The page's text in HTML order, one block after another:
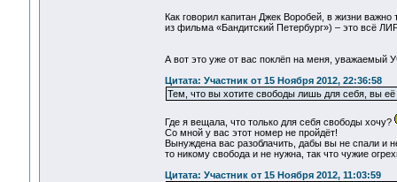
Как говорил капитан Джек Воробей, в жизни
из фильма «Бандитский Петербург») – это всё
А вот это уже от вас поклёп на меня, уважаемый
Цитата: Участник от 15 Ноября 2012, 22:36:58
Тем, что вы хотите свободы лишь для себя, вы её
Где я вещала, что только для себя свободы хочу?
Со мной у вас этот номер не пройдёт!
Вынуждена вас разоблачить, дабы вы не спали
то никому свобода и не нужна, так что чужие
Цитата: Участник от 15 Ноября 2012, 11:03:59